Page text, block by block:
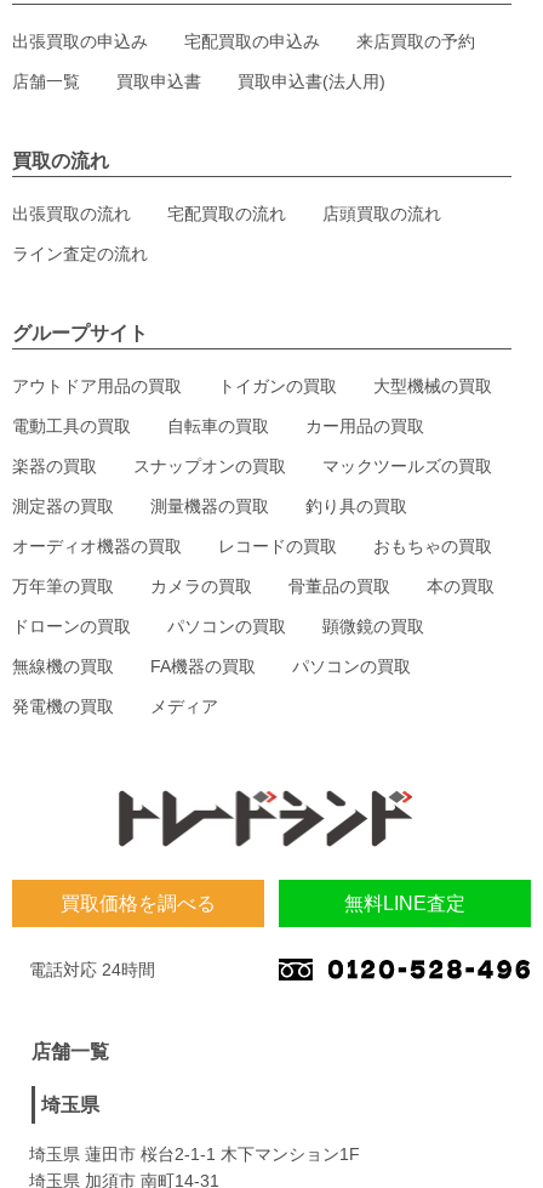
買取価格を調べる 無料LINE査定
電話対応 24時間
店舗一覧
埼玉県
埼玉県 蓮田市 桜台2-1-1 木下マンション1F
埼玉県 加須市 南町14-31
出張買取の申込み 宅配買取の申込み 来店買取の予約
店舗一覧 買取申込書 買取申込書(法人用)
買取の流れ
出張買取の流れ 宅配買取の流れ 店頭買取の流れ
ライン査定の流れ
グループサイト
アウトドア用品の買取 トイガンの買取 大型機械の買取
電動工具の買取 自転車の買取 カー用品の買取
楽器の買取 スナップオンの買取 マックツールズの買取
測定器の買取 測量機器の買取 釣り具の買取
オーディオ機器の買取 レコードの買取 おもちゃの買取
万年筆の買取 カメラの買取 骨董品の買取 本の買取
ドローンの買取 パソコンの買取 顕微鏡の買取
無線機の買取 FA機器の買取 パソコンの買取
発電機の買取 メディア